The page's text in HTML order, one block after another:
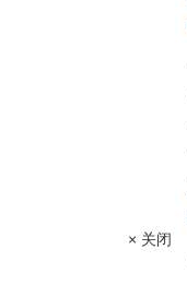
× 关闭